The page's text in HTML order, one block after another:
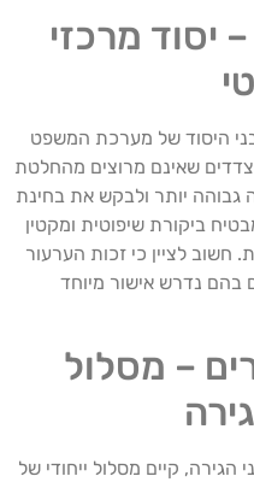
יסוד מרכזי
היסוד של מערכת המשפט
שאינם מרוצים מהחלטת
יותר ולבקש את בחינת
ביקורת שיפוטית ומקטין
חשוב לציין כי זכות הערעור
בהם נדרש אישור מיוחד
– מסלול
הגירה, קיים מסלול ייחודי של